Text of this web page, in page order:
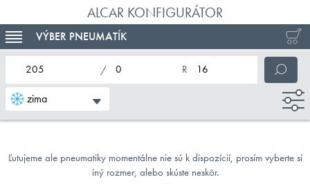
ALCAR KONFIGURÁTOR
TOGGLE NAVIGATION
VÝBER PNEUMATÍK
zima
nominálna šírka pneumatiky
profil pneumatiky
nominálny priemer pneumatiky
Ľutujeme ale pneumatiky momentálne nie sú k dispozícií, prosím vyberte si
iný rozmer, alebo skúste neskôr.